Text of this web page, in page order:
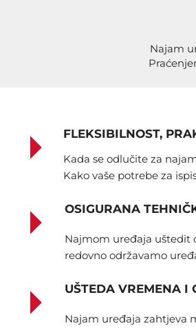
Najam
FLEKSIBILNOST,
Kada se odlučite za
Kako vaše potrebe za
OSIGURANA
Najmom uređaja uštedit
redovno održavamo
UŠTEDA VREMENA I
Najam uređaja zahtjeva